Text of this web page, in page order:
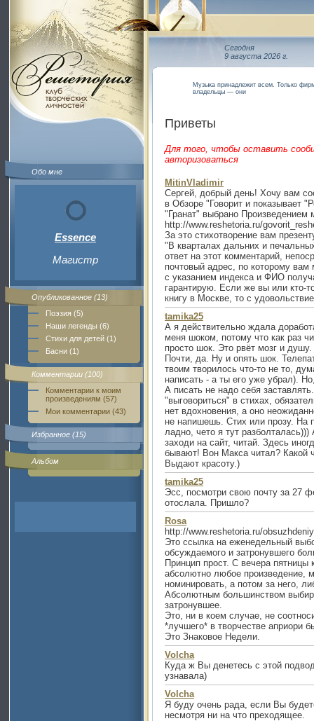
Обо мне
Essence
Магистр
Опубликованное (13)
Поэзия (5)
Наши легенды (6)
Стихи для детей (1)
Басни (1)
Комментарии (100)
Комментарии к моим
произведениям (57)
Мои комментарии (43)
Избранное (15)
Альбом
Сегодня
9 августа 2026 г.
Музыка принадлежит всем. Только
владельцы — они
Приветы
Для того, чтобы оставить
авторизоваться
MitinVladimir
Сергей, добрый день! Хочу вам
в Обзоре "Говорит и показывает
"Гранат" выбрано Произведением
http://www.reshetoria.ru/
За это стихотворение вам
"В кварталах дальних и
ответ на этот комментарий,
почтовый адрес, по которому вам
с указанием индекса и ФИО
гарантирую. Если же вы или кто-
книгу в Москве, то с
tamika25
А я действительно ждала
меня шоком, потому что как раз
просто шок. Это рвёт мозг и
Почти, да. Ну и опять шок.
твоим творилось что-то не то,
написать - а ты его уже убрал).
А писать не надо себя
"выговориться" в стихах,
нет вдохновения, а оно
не напишешь. Стих или прозу. На
ладно, чето я тут
заходи на сайт, читай. Здесь
бывают! Вон Макса читал? Какой
Выдают красоту.)
tamika25
Эсс, посмотри свою почту за 27
отослала. Пришло?
Rosa
http://www.reshetoria.ru/
Это ссылка на еженедельный
обсуждаемого и затронувшего
Принцип прост. С вечера
абсолютно любое произведение,
номинировать, а потом за него,
Абсолютным большинством
затронувшее.
Это, ни в коем случае, не
*лучшего* в творчестве априори
Это Знаковое Недели.
Volcha
Куда ж Вы денетесь с этой
узнавала)
Volcha
Я буду очень рада, если Вы
несмотря ни на что преходящее.